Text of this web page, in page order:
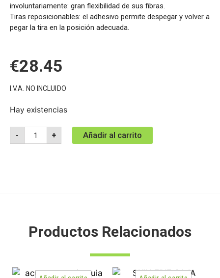
involuntariamente: gran flexibilidad de sus fibras.
Tiras reposicionables: el adhesivo permite despegar y volver a
pegar la tira en la posición adecuada.
€28.45
I.V.A. NO INCLUIDO
Hay existencias
- + Añadir al carrito
Productos Relacionados